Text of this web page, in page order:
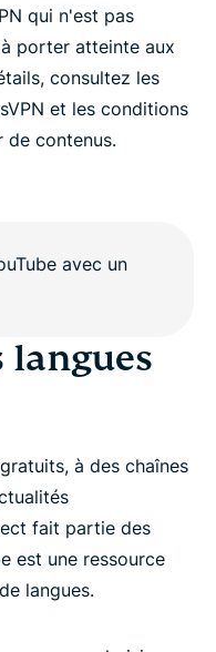
qui n'est pas
porter atteinte aux
consultez les
et les conditions
de contenus.
langues
à des chaînes
fait partie des
est une ressource
langues.